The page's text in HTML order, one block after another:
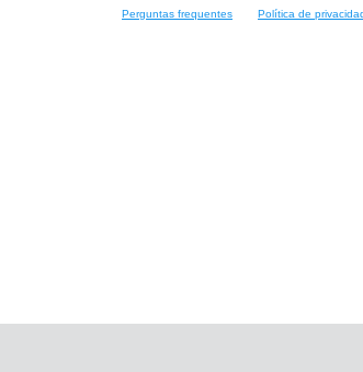
Perguntas frequentes Política de